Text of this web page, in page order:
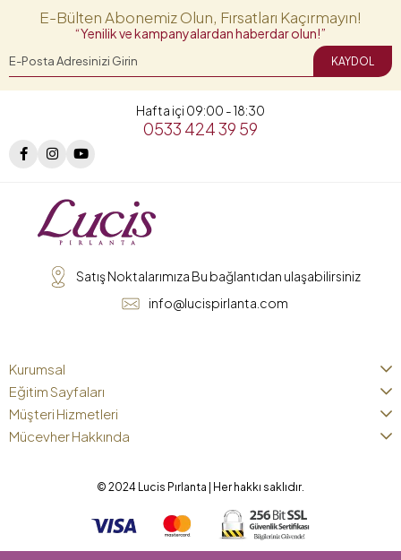
E-Bülten Abonemiz Olun, Fırsatları Kaçırmayın!
“Yenilik ve kampanyalardan haberdar olun!”
KAYDOL
Hafta içi 09:00 - 18:30
0533 424 39 59
Satış Noktalarımıza Bu bağlantıdan ulaşabilirsiniz
info@lucispirlanta.com
Kurumsal
Eğitim Sayfaları
Müşteri Hizmetleri
Mücevher Hakkında
© 2024 Lucis Pırlanta | Her hakkı saklıdır.